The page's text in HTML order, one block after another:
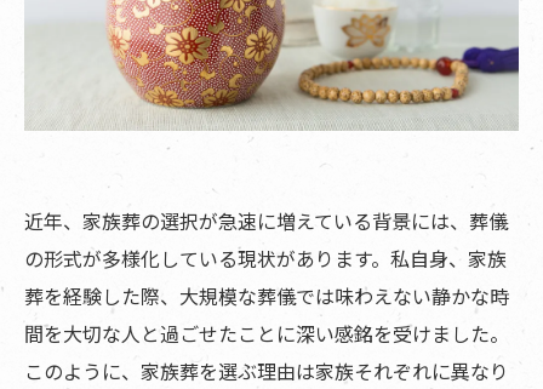
近年、家族葬の選択が急速に増えている背景には、葬儀
の形式が多様化している現状があります。私自身、家族
葬を経験した際、大規模な葬儀では味わえない静かな時
間を大切な人と過ごせたことに深い感銘を受けました。
このように、家族葬を選ぶ理由は家族それぞれに異なり